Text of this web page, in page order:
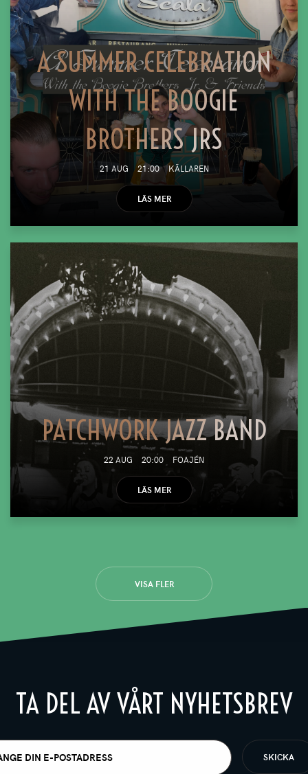
A SUMMER CELEBRATION
WITH THE BOOGIE
BROTHERS JRS
21 AUG 21:00 KÄLLAREN
LÄS MER
PATCHWORK JAZZ BAND
22 AUG 20:00 FOAJÉN
LÄS MER
VISA FLER
TA DEL AV VÅRT NYHETSBREV